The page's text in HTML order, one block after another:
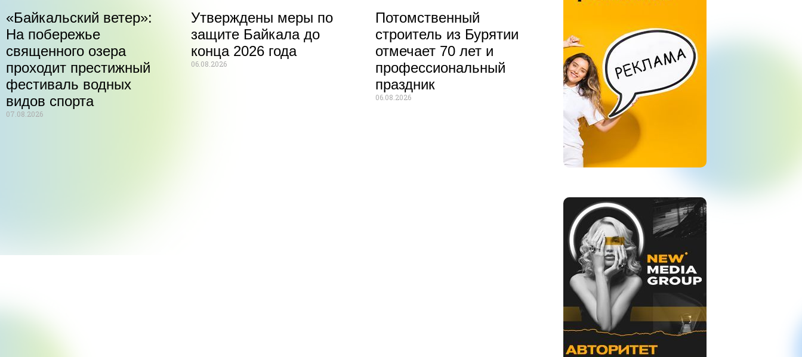
«Байкальский ветер»:
На побережье
священного озера
проходит престижный
фестиваль водных
видов спорта
07.08.2026
Утверждены меры по
защите Байкала до
конца 2026 года
06.08.2026
Потомственный
строитель из Бурятии
отмечает 70 лет и
профессиональный
праздник
06.08.2026